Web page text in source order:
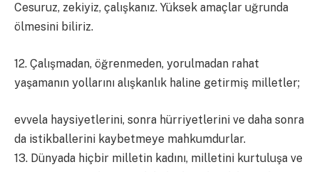
Cesuruz, zekiyiz, çalışkanız. Yüksek amaçlar uğrunda
ölmesini biliriz.
12. Çalışmadan, öğrenmeden, yorulmadan rahat
yaşamanın yollarını alışkanlık haline getirmiş milletler;
evvela haysiyetlerini, sonra hürriyetlerini ve daha sonra
da istikballerini kaybetmeye mahkumdurlar.
13. Dünyada hiçbir milletin kadını, milletini kurtuluşa ve